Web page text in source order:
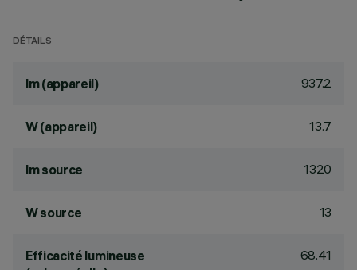
DÉTAILS
lm (appareil) 937.2
W (appareil) 13.7
lm source 1320
W source 13
Efficacité lumineuse
68.41